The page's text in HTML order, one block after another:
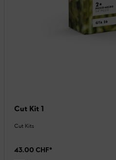
Cut Kit 1
Cut Kits
43.00 CHF*